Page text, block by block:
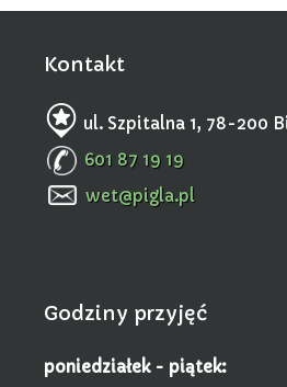
Kontakt
ul. Szpitalna 1, 78-200
601 87 19 19
wet@pigla.pl
Godziny przyjęć
poniedziałek - piątek: